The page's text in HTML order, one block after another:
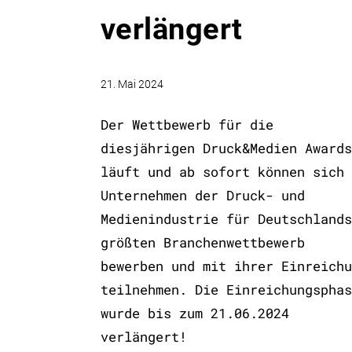
verlängert
21. Mai 2024
Der Wettbewerb für die
diesjährigen Druck&Medien Awards
läuft und ab sofort können sich
Unternehmen der Druck- und
Medienindustrie für Deutschlands
größten Branchenwettbewerb
bewerben und mit ihrer
teilnehmen. Die
wurde bis zum 21.06.2024
verlängert!